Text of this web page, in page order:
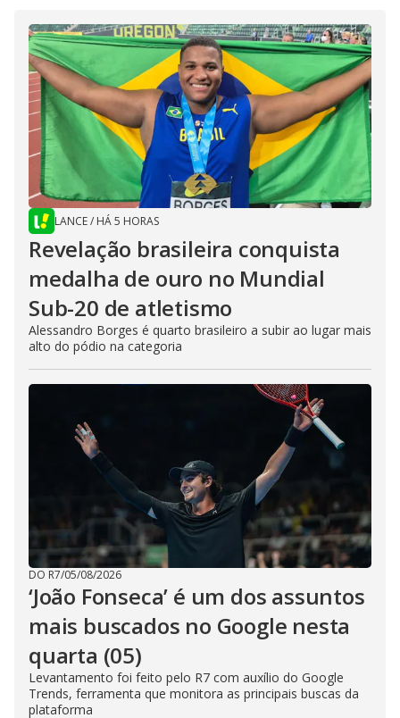
LANCE/ HÁ 5 HORAS
Revelação brasileira conquista
medalha de ouro no Mundial
Sub-20 de atletismo
Alessandro Borges é quarto brasileiro a subir ao lugar mais
alto do pódio na categoria
DO R7/05/08/2026
‘João Fonseca’ é um dos assuntos
mais buscados no Google nesta
quarta (05)
Levantamento foi feito pelo R7 com auxílio do Google
Trends, ferramenta que monitora as principais buscas da
plataforma